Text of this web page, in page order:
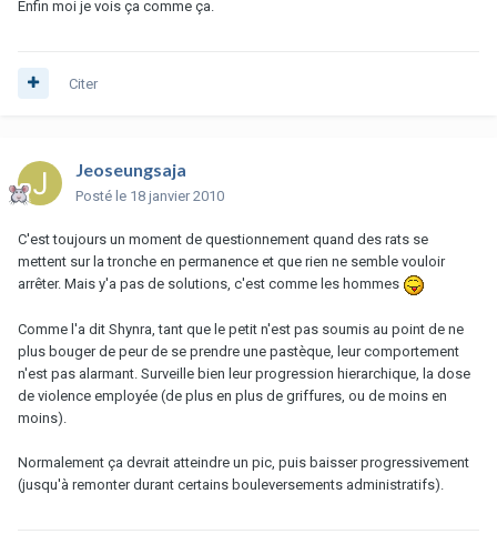
Enfin moi je vois ça comme ça.
Citer
Jeoseungsaja
Posté le 18 janvier 2010
C'est toujours un moment de questionnement quand des rats se
mettent sur la tronche en permanence et que rien ne semble vouloir
arrêter. Mais y'a pas de solutions, c'est comme les hommes
Comme l'a dit Shynra, tant que le petit n'est pas soumis au point de ne
plus bouger de peur de se prendre une pastèque, leur comportement
n'est pas alarmant. Surveille bien leur progression hierarchique, la dose
de violence employée (de plus en plus de griffures, ou de moins en
moins).
Normalement ça devrait atteindre un pic, puis baisser progressivement
(jusqu'à remonter durant certains bouleversements administratifs).